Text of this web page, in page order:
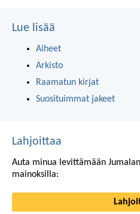
Lue lisää
Aiheet
Arkisto
Raamatun kirjat
Suosituimmat jakeet
Lahjoittaa
Auta minua levittämään
mainoksilla: